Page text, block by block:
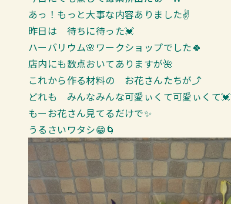
あっ！もっと大事な内容ありました✌
昨日は 待ちに待った💓
ハーバリウム🌸ワークショップでした🍀
店内にも数点おいてありますが🌺
これから作る材料の お花さんたちが⤴
どれも みんなみんな可愛ぃくて可愛ぃくて💓
もーお花さん見てるだけで✨
うるさいワタシ😁🌀